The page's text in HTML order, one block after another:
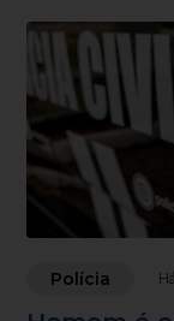
Polícia